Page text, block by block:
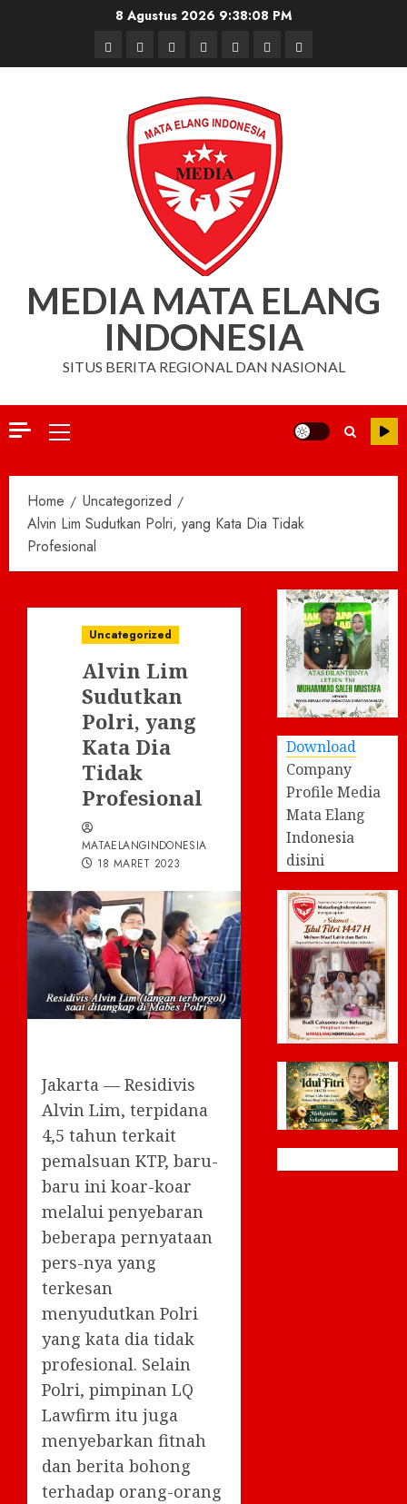
8 Agustus 2026 9:38:09 PM
BerandaNasionalDaerahHukum
dan
Kriminal
Pendidikan
Box
Redaksi
Iklan
MEDIA MATA ELANG
INDONESIA
SITUS BERITA REGIONAL DAN NASIONAL
Primary
Home
Uncategorized
Alvin Lim Sudutkan Polri, yang Kata Dia Tidak
Profesional
Uncategorized
Alvin Lim
Sudutkan
Polri, yang
Kata Dia
Tidak
Profesional
MATAELANGINDONESIA
18 MARET 2023
Jakarta — Residivis
Alvin Lim, terpidana
4,5 tahun terkait
pemalsuan KTP, baru-
baru ini koar-koar
melalui penyebaran
beberapa pernyataan
pers-nya yang
terkesan
menyudutkan Polri
yang kata dia tidak
profesional. Selain
Polri, pimpinan LQ
Lawfirm itu juga
menyebarkan fitnah
dan berita bohong
terhadap orang-orang
Download
Company
Profile Media
Mata Elang
Indonesia
disini